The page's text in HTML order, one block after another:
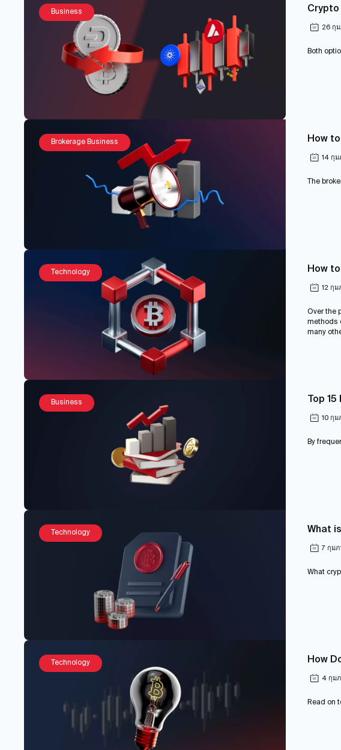
Business
26 กุ
Crypto
Both
Brokerage Business
14 กุ
How
The
Technology
12 กุม
How
Over the
methods
many
Business
10 กุม
Top
By
Technology
7 กุม
What
What
Technology
4 กุม
How
Read on